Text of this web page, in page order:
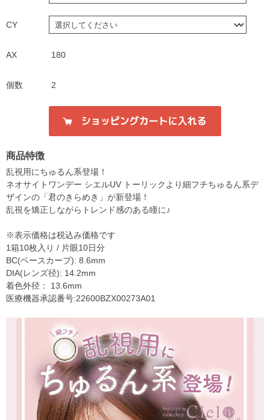
CY
AX 180
個数 2
商品特徴
乱視用にちゅるん系登場！
ネオサイトワンデー シエルUV トーリックより細フチちゅるん系デ
ザインの「君のきらめき」が新登場！
乱視を矯正しながらトレンド感のある瞳に♪
※表示価格は税込み価格です
1箱10枚入り / 片眼10日分
BC(ベースカーブ): 8.6mm
DIA(レンズ径): 14.2mm
着色外径： 13.6mm
医療機器承認番号:22600BZX00273A01